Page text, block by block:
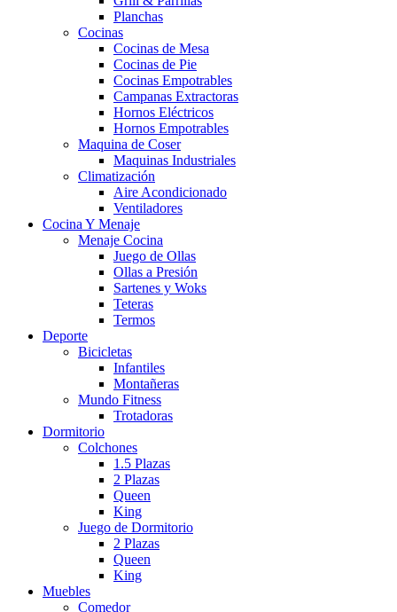
Planchas
Cocinas
Cocinas de Mesa
Cocinas de Pie
Cocinas Empotrables
Campanas Extractoras
Hornos Eléctricos
Hornos Empotrables
Maquina de Coser
Maquinas Industriales
Climatización
Aire Acondicionado
Ventiladores
Cocina Y Menaje
Menaje Cocina
Juego de Ollas
Ollas a Presión
Sartenes y Woks
Teteras
Termos
Deporte
Bicicletas
Infantiles
Montañeras
Mundo Fitness
Trotadoras
Dormitorio
Colchones
1.5 Plazas
2 Plazas
Queen
King
Juego de Dormitorio
2 Plazas
Queen
King
Muebles
Comedor